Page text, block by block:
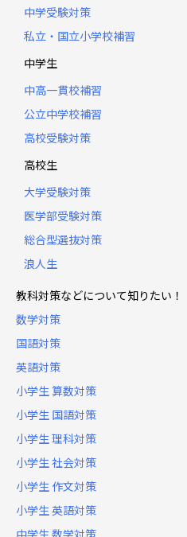
中学受験対策
私立・国立小学校補習
中学生
中高一貫校補習
公立中学校補習
高校受験対策
高校生
大学受験対策
医学部受験対策
総合型選抜対策
浪人生
教科対策などについて知りたい！
数学対策
国語対策
英語対策
小学生 算数対策
小学生 国語対策
小学生 理科対策
小学生 社会対策
小学生 作文対策
小学生 英語対策
中学生 数学対策